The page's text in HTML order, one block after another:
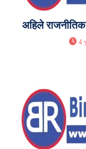
अहिले
4